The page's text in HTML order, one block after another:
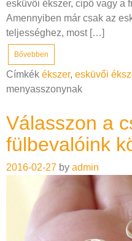
esküvői ékszer, cipő vagy a
Amennyiben már csak az
teljességhez, most […]
Bővebben
Címkék ékszer, esküvői
menyasszonynak
Válasszon a
fülbevalóink
2016-02-27 by admin